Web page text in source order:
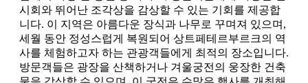
시회와 뛰어난 조각상을 감상할 수 있는 기회를 제공합
니다. 이 지역은 아름다운 장식과 나무로 꾸며져 있으며,
세월 동안 정성스럽게 복원되어 상트페테르부르크의 역
사를 체험하고자 하는 관광객들에게 최적의 장소입니다.
방문객들은 광장을 산책하거나 겨울궁전의 웅장한 건축